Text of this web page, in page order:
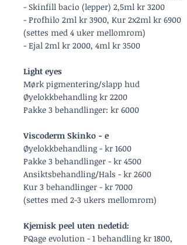
- Skinfill bacio (lepper) 2,5ml kr 3200
- Profhilo 2ml kr 3900, Kur 2x2ml kr 6900
(settes med 4 uker mellomrom)
- Ejal 2ml kr 2000, 4ml kr 3500
Light eyes
Mørk pigmentering/slapp hud​
Øyelokkbehandling kr 2200
Pakke 3 behandlinger: kr 6000
Viscoderm Skinko - e
Øyelokkbehandling - kr 1600
Pakke 3 behandlinger - kr 4500
Ansiktsbehandling/Hals - kr 2600
Kur 3 behandlinger - kr 7000
(settes med 2-3 ukers mellomrom)
Kjemisk peel uten nedetid:
PQage evolution - 1 behandling kr 1800,